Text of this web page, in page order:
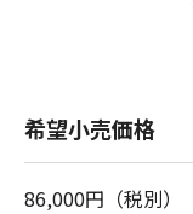
希望小売価格
86,000円（税別）